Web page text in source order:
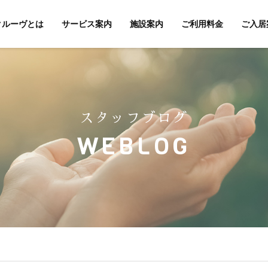
ルーヴとは サービス案内 施設案内 ご利用料金 ご入
スタッフブログ
WEBLOG